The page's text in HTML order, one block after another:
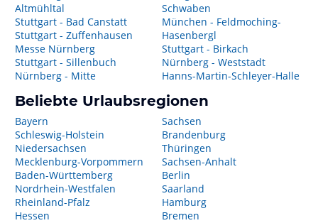
Altmühltal
Stuttgart - Bad Canstatt
Stuttgart - Zuffenhausen
Messe Nürnberg
Stuttgart - Sillenbuch
Nürnberg - Mitte
Schwaben
München - Feldmoching-
Hasenbergl
Stuttgart - Birkach
Nürnberg - Weststadt
Hanns-Martin-Schleyer-Halle
Beliebte Urlaubsregionen
Bayern
Schleswig-Holstein
Niedersachsen
Mecklenburg-Vorpommern
Baden-Württemberg
Nordrhein-Westfalen
Rheinland-Pfalz
Hessen
Sachsen
Brandenburg
Thüringen
Sachsen-Anhalt
Berlin
Saarland
Hamburg
Bremen